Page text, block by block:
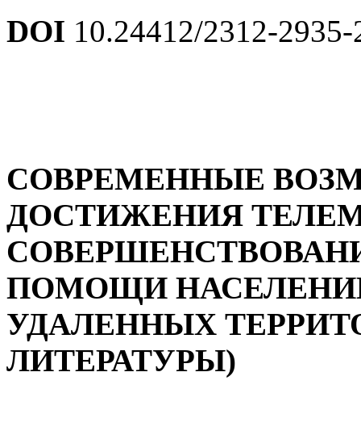
DOI 10.24412/2312-
СОВРЕМЕННЫЕ
ДОСТИЖЕНИЯ
ПОМОЩИ
УДАЛЕННЫХ
ЛИТЕРАТУРЫ)